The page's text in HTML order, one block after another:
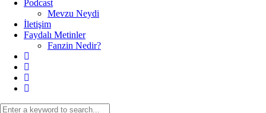
Podcast
Mevzu Neydi
İletişim
Faydalı Metinler
Fanzin Nedir?